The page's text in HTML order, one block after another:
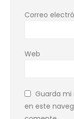
Correo
Web
Guarda
en este